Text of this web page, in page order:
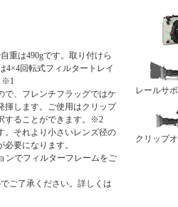
重は490gです。取り付けら
4×4回転式フィルタートレイ
※1
で、フレンチフラッグではケ
揮します。ご使用はクリップ
することができます。※2
。それより小さいレンズ径の
要になります。
でフィルターフレームをご
ご了承ください。詳しくは
レールサ
クリップ